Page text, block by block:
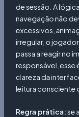
de sessão. A
navegação não
excessivos,
irregular, o
passa a reagir no
responsável, esse
clareza da
leitura consciente
Regra prática:se